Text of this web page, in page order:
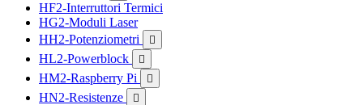
HF2-Interruttori Termici
HG2-Moduli Laser
HH2-Potenziometri

HL2-Powerblock 
HM2-Raspberry Pi 
HN2-Resistenze 